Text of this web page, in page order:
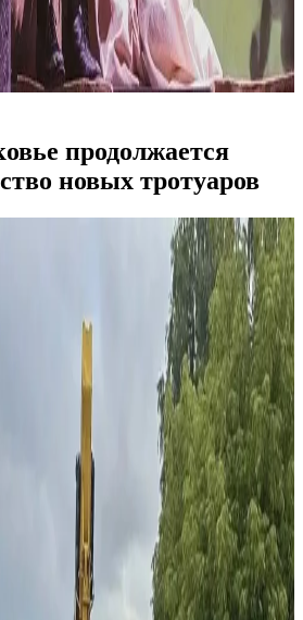
продолжается
новых тротуаров